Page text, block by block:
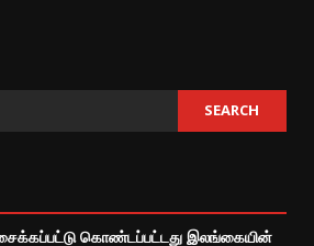
SEARCH
கொண்டப்பட்டது இலங்கையின்